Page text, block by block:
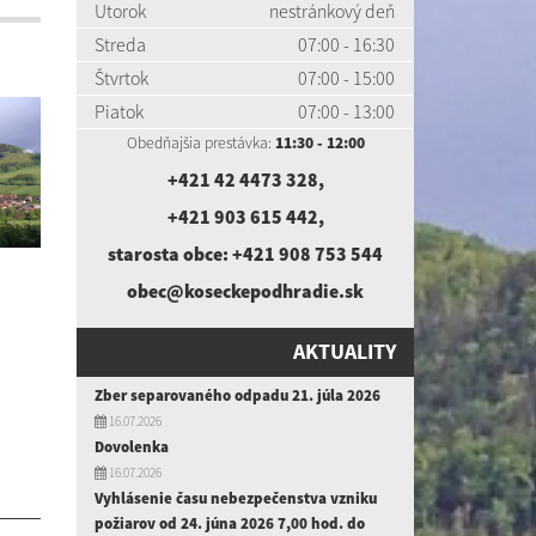
Utorok
nestránkový deň
Streda
07:00 - 16:30
Štvrtok
07:00 - 15:00
Piatok
07:00 - 13:00
Obedňajšia prestávka: 11:30 - 12:00
+421 42 4473 328,
+421 903 615 442,
starosta obce:+421 908 753 544
obec@koseckepodhradie.sk
AKTUALITY
Zber separovaného odpadu 21. júla 2026
16.07.2026
Dovolenka
16.07.2026
Vyhlásenie času nebezpečenstva vzniku
požiarov od 24. júna 2026 7,00 hod. do